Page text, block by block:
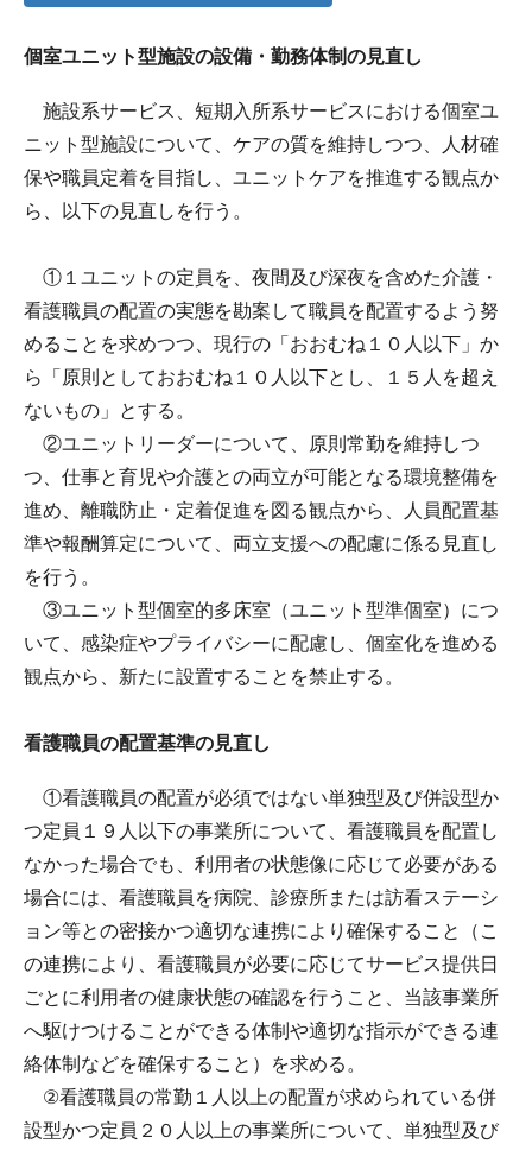
個室ユニット型施設の設備・勤務体制の見直し
施設系サービス、短期入所系サービスにおける個室ユ
ニット型施設について、ケアの質を維持しつつ、人材確
保や職員定着を目指し、ユニットケアを推進する観点か
ら、以下の見直しを行う。
①１ユニットの定員を、夜間及び深夜を含めた介護・
看護職員の配置の実態を勘案して職員を配置するよう努
めることを求めつつ、現行の「おおむね１０人以下」か
ら「原則としておおむね１０人以下とし、１５人を超え
ないもの」とする。
②ユニットリーダーについて、原則常勤を維持しつ
つ、仕事と育児や介護との両立が可能となる環境整備を
進め、離職防止・定着促進を図る観点から、人員配置基
準や報酬算定について、両立支援への配慮に係る見直し
を行う。
③ユニット型個室的多床室（ユニット型準個室）につ
いて、感染症やプライバシーに配慮し、個室化を進める
観点から、新たに設置することを禁止する。
看護職員の配置基準の見直し
①看護職員の配置が必須ではない単独型及び併設型か
つ定員１９人以下の事業所について、看護職員を配置し
なかった場合でも、利用者の状態像に応じて必要がある
場合には、看護職員を病院、診療所または訪看ステーシ
ョン等との密接かつ適切な連携により確保すること（こ
の連携により、看護職員が必要に応じてサービス提供日
ごとに利用者の健康状態の確認を行うこと、当該事業所
へ駆けつけることができる体制や適切な指示ができる連
絡体制などを確保すること）を求める。
②看護職員の常勤１人以上の配置が求められている併
設型かつ定員２０人以上の事業所について、単独型及び